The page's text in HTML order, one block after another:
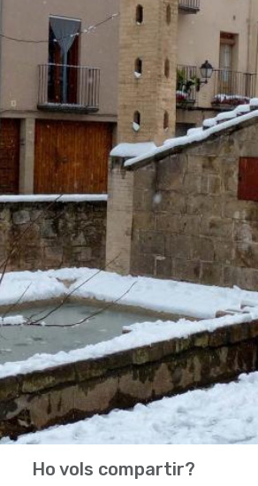
Ho vols compartir?